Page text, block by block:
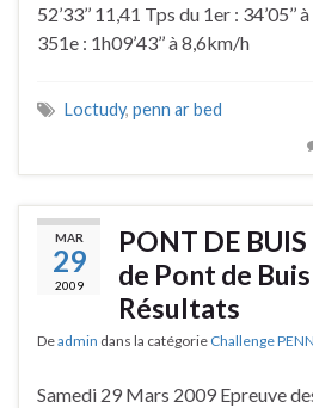
52’33’’ 11,41 Tps du 1er :
351e : 1h09’43’’ à 8,6km/h
Loctudy, penn ar bed
MAR
29
2009
PONT DE
de Pont de
Résultats
Deadmin dans la catégorie Challenge
Samedi 29 Mars 2009 Epreuve